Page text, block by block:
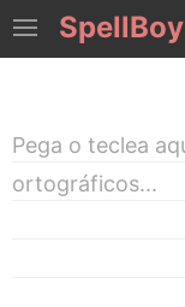
SpellBoy